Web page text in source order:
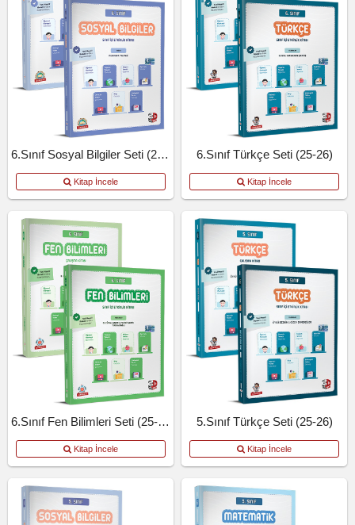
6.Sınıf Sosyal Bilgiler Seti (25-26)
Kitap İncele
6.Sınıf Türkçe Seti (25-26)
Kitap İncele
6.Sınıf Fen Bilimleri Seti (25-26)
Kitap İncele
5.Sınıf Türkçe Seti (25-26)
Kitap İncele